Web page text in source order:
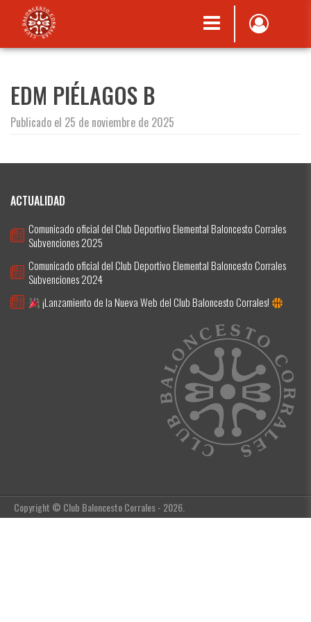
EDM PIÉLAGOS B
Publicado el 25 de noviembre de 2025
ACTUALIDAD
Comunicado oficial del Club Deportivo Elemental Baloncesto Corrales
Subvenciones 2025
Comunicado oficial del Club Deportivo Elemental Baloncesto Corrales
Subvenciones 2024
¡Lanzamiento de la Nueva Web del Club Baloncesto Corrales!
Copyright © Club Baloncesto Corrales - 2026.